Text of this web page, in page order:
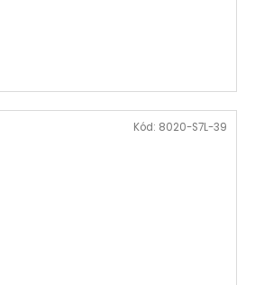
Kód: 8020-S7L-39